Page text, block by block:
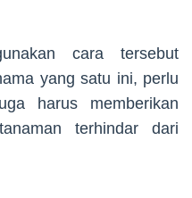
cara tersebut
yang satu ini, perlu
harus memberikan
terhindar dari